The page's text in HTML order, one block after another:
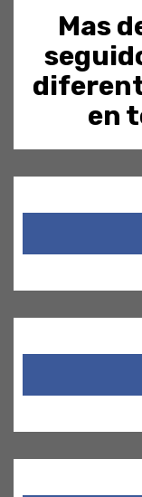
Mas
en